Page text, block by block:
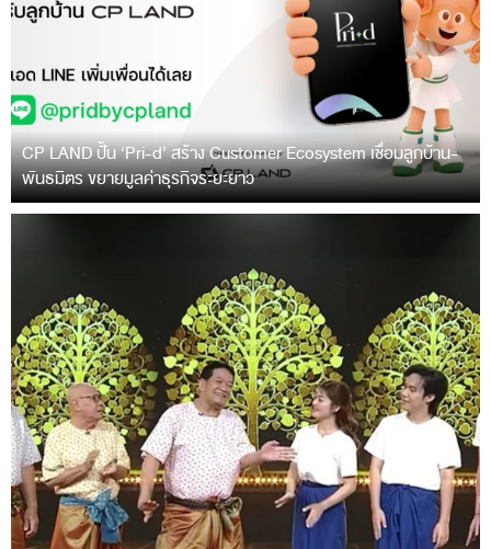
CP LAND ปั้น ‘Pri-d’ สร้าง Customer Ecosystem เชื่อมลูกบ้าน-
พันธมิตร ขยายมูลค่าธุรกิจระยะยาว